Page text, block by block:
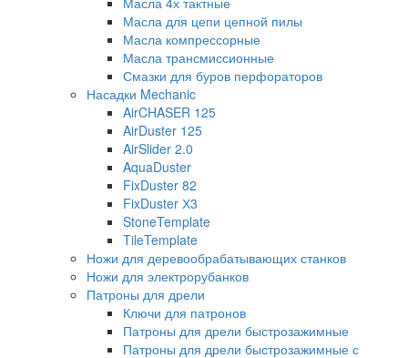
Масла для цепи цепной пилы
Масла компрессорные
Масла трансмиссионные
Смазки для буров перфораторов
Насадки Mechanic
AirCHASER 125
AirDuster 125
AirSlider 2.0
AquaDuster
FixDuster 82
FixDuster Х3
StoneTemplate
TileTemplate
Ножи для деревообрабатывающих станков
Ножи для электрорубанков
Патроны для дрели
Ключи для патронов
Патроны для дрели быстрозажимные
Патроны для дрели быстрозажимные с